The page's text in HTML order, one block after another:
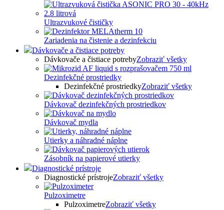
Ultrazvukové čističky
Zariadenia na čistenie a dezinfekciu
Dávkovače a čistiace potreby
Dávkovače a čistiace potrebyZobraziť všetky
Dezinfekčné prostriedky
Dezinfekčné prostriedkyZobraziť všetky
Dávkovač dezinfekčných prostriedkov
Dávkovač mydla
Utierky a náhradné náplne
Zásobník na papierové utierky
Diagnostické prístroje
Diagnostické prístrojeZobraziť všetky
Pulzoximetre
PulzoximetreZobraziť všetky